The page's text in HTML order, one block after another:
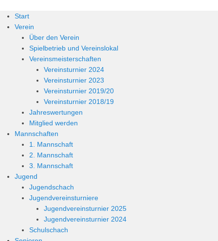
Start
Verein
Über den Verein
Spielbetrieb und Vereinslokal
Vereinsmeisterschaften
Vereinsturnier 2024
Vereinsturnier 2023
Vereinsturnier 2019/20
Vereinsturnier 2018/19
Jahreswertungen
Mitglied werden
Mannschaften
1. Mannschaft
2. Mannschaft
3. Mannschaft
Jugend
Jugendschach
Jugendvereinsturniere
Jugendvereinsturnier 2025
Jugendvereinsturnier 2024
Schulschach